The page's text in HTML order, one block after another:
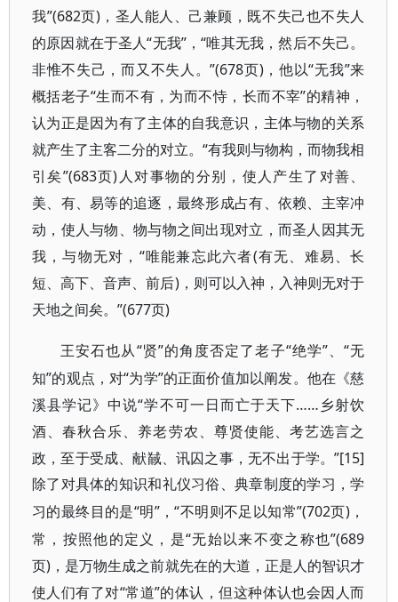
我”(682页)，圣人能人、己兼顾，既不失己也不失人
的原因就在于圣人“无我”，“唯其无我，然后不失己。
非惟不失己，而又不失人。”(678页)，他以“无我”来
概括老子“生而不有，为而不恃，长而不宰”的精神，
认为正是因为有了主体的自我意识，主体与物的关系
就产生了主客二分的对立。“有我则与物构，而物我相
引矣”(683页)人对事物的分别，使人产生了对善、
美、有、易等的追逐，最终形成占有、依赖、主宰冲
动，使人与物、物与物之间出现对立，而圣人因其无
我，与物无对，“唯能兼忘此六者(有无、难易、长
短、高下、音声、前后)，则可以入神，入神则无对于
天地之间矣。”(677页)
王安石也从 “贤”的角度否定了老子“绝学”、“无
知”的观点，对“为学”的正面价值加以阐发。他在《慈
溪县学记》中说“学不可一日而亡于天下……乡射饮
酒、春秋合乐、养老劳农、尊贤使能、考艺选言之
政，至于受成、献馘、讯囚之事，无不出于学。”[15]
除了对具体的知识和礼仪习俗、典章制度的学习，学
习的最终目的是“明”，“不明则不足以知常”(702页)，
常，按照他的定义，是“无始以来不变之称也”(689
页)，是万物生成之前就先在的大道，正是人的智识才
使人们有了对“常道”的体认，但这种体认也会因人而